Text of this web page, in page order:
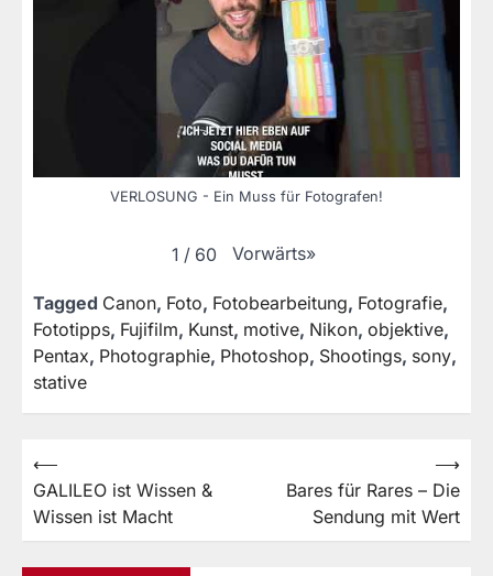
VERLOSUNG - Ein Muss für Fotografen!
1 / 60 Vorwärts»
Tagged Canon, Foto, Fotobearbeitung, Fotografie,
Fototipps, Fujifilm, Kunst, motive, Nikon, objektive,
Pentax, Photographie, Photoshop, Shootings, sony,
stative
Beitragsnavigation
⟵
GALILEO ist Wissen &
Wissen ist Macht
Bares für Rares – Die
Sendung mit Wert
⟶